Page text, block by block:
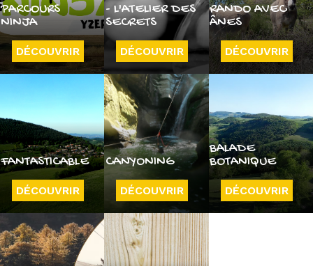
PARCOURS
NINJA
DÉCOUVRIR
- L'ATELIER DES
SECRETS
DÉCOUVRIR
RANDO AVEC
ÂNES
DÉCOUVRIR
FANTASTICABLE
DÉCOUVRIR
CANYONING
DÉCOUVRIR
BALADE
BOTANIQUE
DÉCOUVRIR